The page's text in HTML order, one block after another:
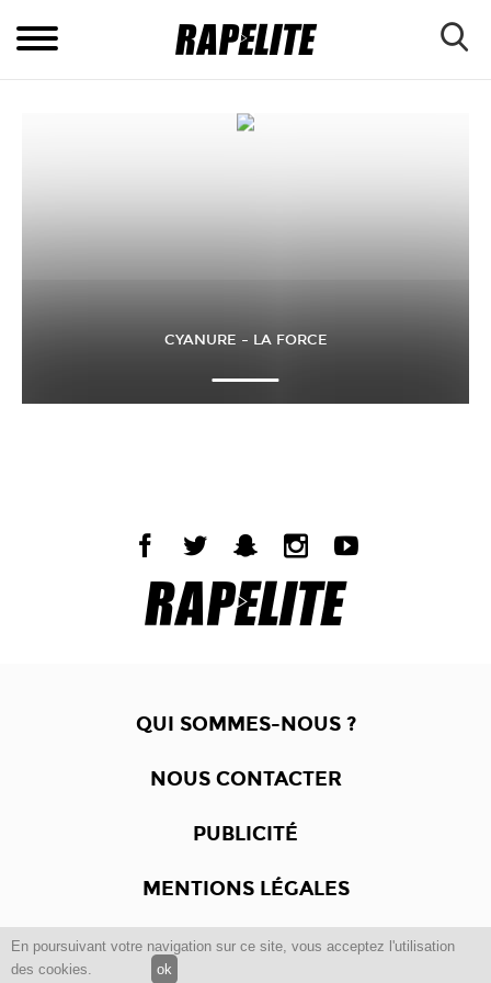
En poursuivant votre navigation sur ce site, vous acceptez l'utilisation
des cookies.
ok
CYANURE – LA FORCE
QUI SOMMES-NOUS ?
NOUS CONTACTER
PUBLICITÉ
MENTIONS LÉGALES
Copyright © 2012 -2017Dewalgo- Tous droits réservés.